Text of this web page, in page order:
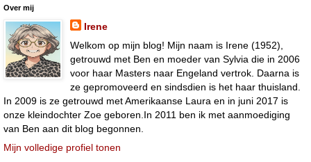
Over mij
Irene
Welkom op mijn blog! Mijn naam is Irene (1952),
getrouwd met Ben en moeder van Sylvia die in 2006
voor haar Masters naar Engeland vertrok. Daarna is
ze gepromoveerd en sindsdien is het haar thuisland.
In 2009 is ze getrouwd met Amerikaanse Laura en in juni 2017 is
onze kleindochter Zoe geboren.In 2011 ben ik met aanmoediging
van Ben aan dit blog begonnen.
Mijn volledige profiel tonen